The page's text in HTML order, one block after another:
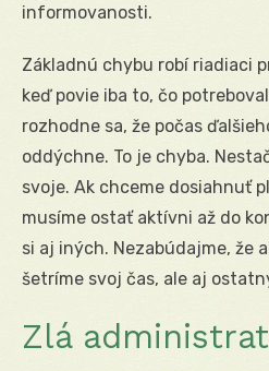
informovanosti.
Základnú chybu robí riadiaci
keď povie iba to, čo
rozhodne sa, že počas
oddýchne. To je chyba.
svoje. Ak chceme dosiahnuť
musíme ostať aktívni až do
si aj iných. Nezabúdajme, že
šetríme svoj čas, ale aj
Zlá